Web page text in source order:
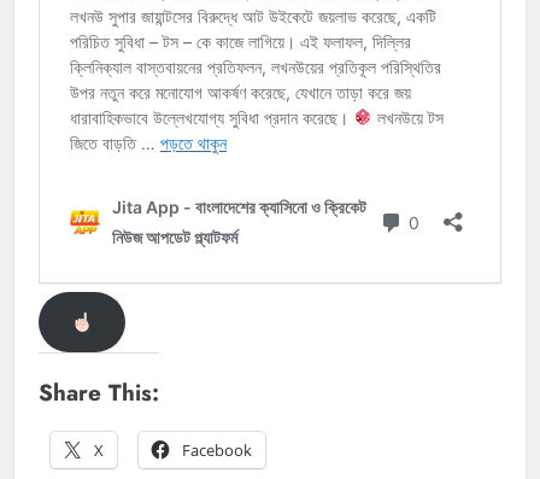
Share This:
X Facebook